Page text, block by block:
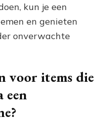
kun je een
en genieten
onverwachte
voor items die
een